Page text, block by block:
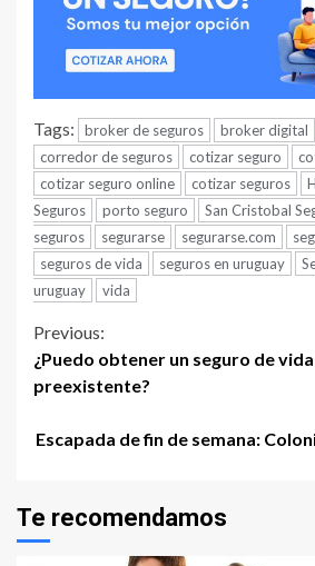
Tags: broker de seguros broker digital
corredor de seguros
cotizar seguro
cotizar seguro online
cotizar seguros
Seguros
porto seguro San Cristobal
seguros
segurarse segurarse.com
seguros de vida
seguros en uruguay
uruguay
vida
Continue
Reading
Previous:
¿Puedo obtener un seguro de
preexistente?
Escapada de fin de semana:
Te recomendamos